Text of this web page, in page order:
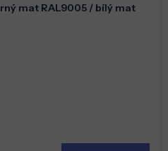
mat RAL9005 / bílý mat